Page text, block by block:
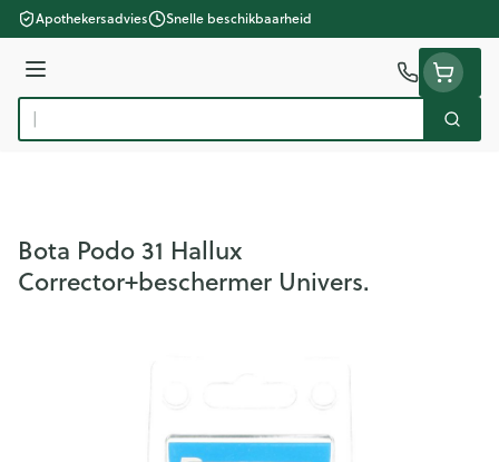
Ga naar de inhoud
Apothekersadvies Snelle beschikbaarheid
Menu
Product, merk, categorie... Zoek
Bota Podo 31 Hallux
Corrector+beschermer Univers.